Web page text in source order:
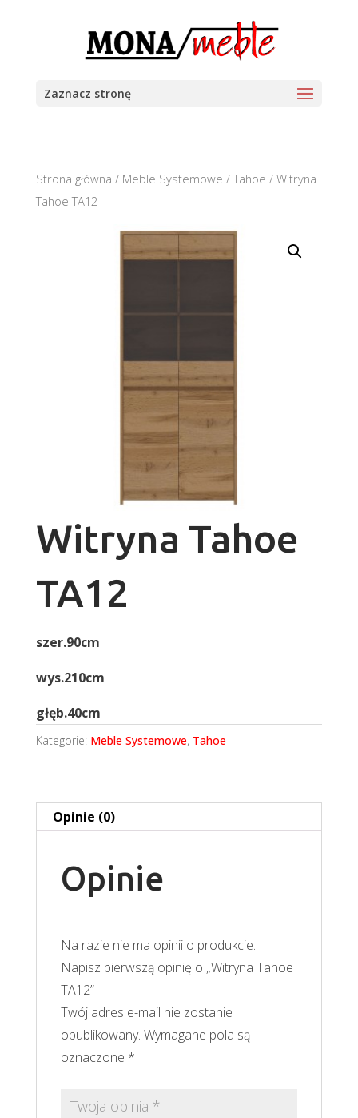
Zaznacz stronę
Strona główna / Meble Systemowe /Tahoe / Witryna
Tahoe TA12
Witryna Tahoe
TA12
szer.90cm
wys.210cm
głęb.40cm
Kategorie: Meble Systemowe, Tahoe
Opinie (0)
Opinie
Na razie nie ma opinii o produkcie.
Napisz pierwszą opinię o „Witryna Tahoe
TA12”
Twój adres e-mail nie zostanie
opublikowany. Wymagane pola są
oznaczone *